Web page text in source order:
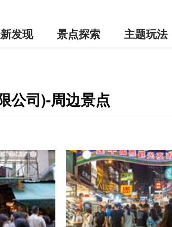
发现 景点探索 主题玩法
公司)-周边景点